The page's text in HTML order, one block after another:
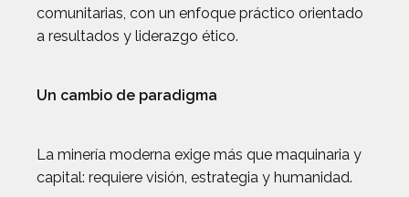
comunitarias, con un enfoque práctico orientado
a resultados y liderazgo ético.
Un cambio de paradigma
La minería moderna exige más que maquinaria y
capital: requiere visión, estrategia y humanidad.